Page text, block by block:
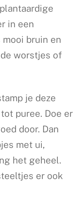
in een
bruin en
worstjes of
je deze
puree. Doe er
door. Dan
met ui,
het geheel.
er ook